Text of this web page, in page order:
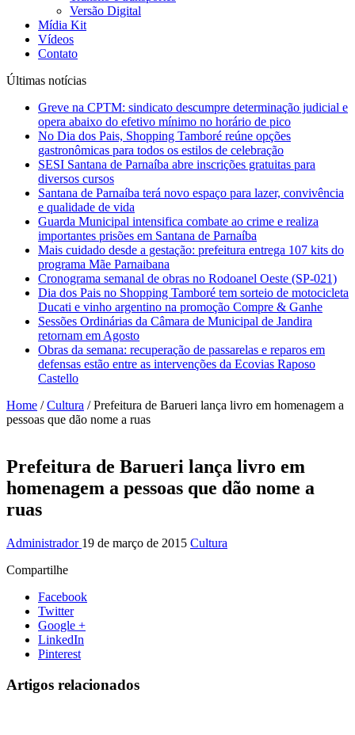
Versão Digital
Mídia Kit
Vídeos
Contato
Últimas notícias
Greve na CPTM: sindicato descumpre determinação judicial e
opera abaixo do efetivo mínimo no horário de pico
No Dia dos Pais, Shopping Tamboré reúne opções
gastronômicas para todos os estilos de celebração
SESI Santana de Parnaíba abre inscrições gratuitas para
diversos cursos
Santana de Parnaíba terá novo espaço para lazer, convivência
e qualidade de vida
Guarda Municipal intensifica combate ao crime e realiza
importantes prisões em Santana de Parnaíba
Mais cuidado desde a gestação: prefeitura entrega 107 kits do
programa Mãe Parnaibana
Cronograma semanal de obras no Rodoanel Oeste (SP-021)
Dia dos Pais no Shopping Tamboré tem sorteio de motocicleta
Ducati e vinho argentino na promoção Compre & Ganhe
Sessões Ordinárias da Câmara de Municipal de Jandira
retornam em Agosto
Obras da semana: recuperação de passarelas e reparos em
defensas estão entre as intervenções da Ecovias Raposo
Castello
Home / Cultura / Prefeitura de Barueri lança livro em homenagem a
pessoas que dão nome a ruas
Prefeitura de Barueri lança livro em
homenagem a pessoas que dão nome a
ruas
Administrador 19 de março de 2015 Cultura
Compartilhe
Facebook
Twitter
Google +
LinkedIn
Pinterest
Artigos relacionados